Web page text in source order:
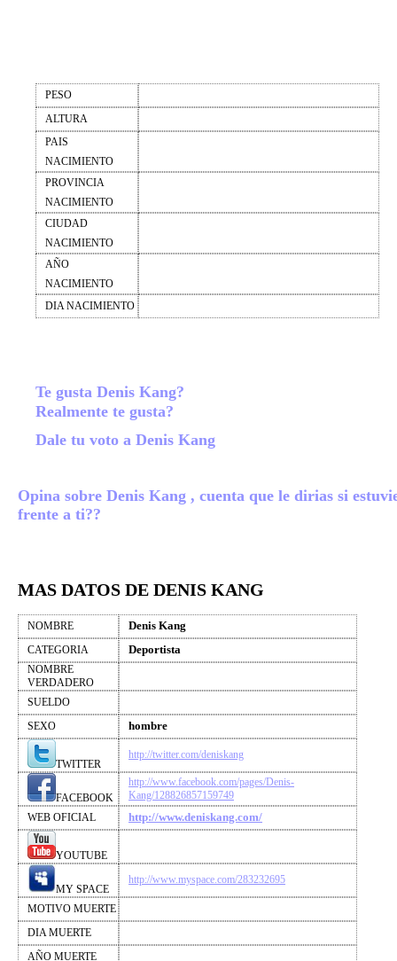
PESO
ALTURA
PAIS
NACIMIENTO
PROVINCIA
NACIMIENTO
CIUDAD
NACIMIENTO
AÑO
NACIMIENTO
DIA NACIMIENTO
Te gusta Denis Kang?
Realmente te gusta?
Dale tu voto a Denis Kang
Opina sobre Denis Kang , cuenta que le dirias si
frente a ti??
MAS DATOS DE DENIS KANG
NOMBRE Denis Kang
CATEGORIA Deportista
NOMBRE
VERDADERO
SUELDO
SEXO
hombre
TWITTER
http://twitter.com/deniskang
FACEBOOK
http://www.facebook.com/pages/Denis-
Kang/128826857159749
WEB OFICIAL
http://www.deniskang.com/
YOUTUBE
MY SPACE
http://www.myspace.com/283232695
MOTIVO MUERTE
DIA MUERTE
AÑO MUERTE